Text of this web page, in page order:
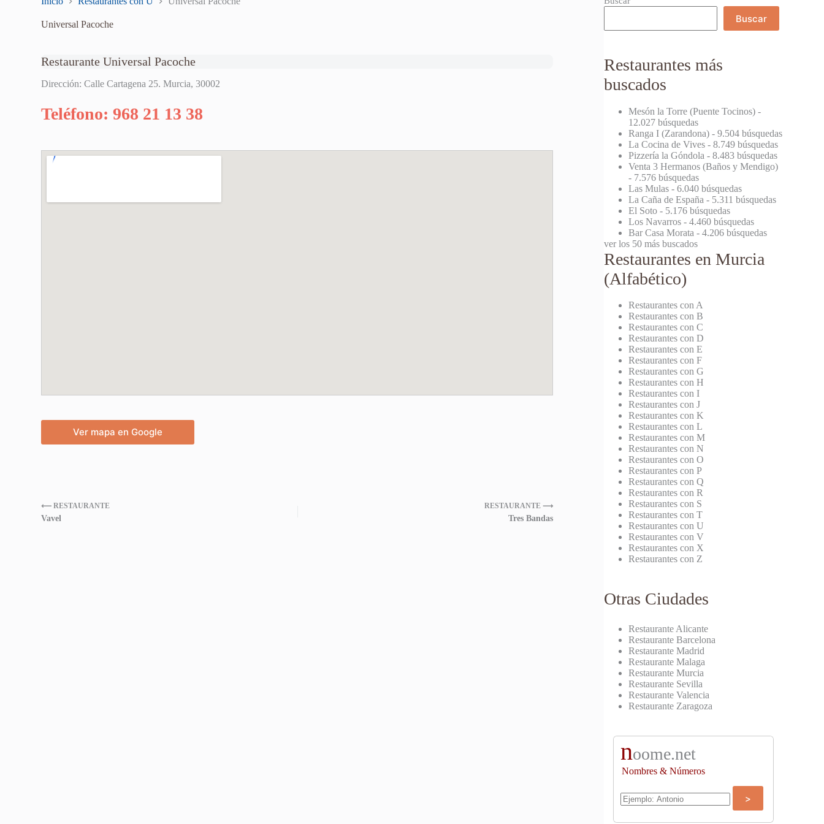
Universal Pacoche
Restaurante Universal Pacoche
Dirección: Calle Cartagena 25. Murcia, 30002
Teléfono: 968 21 13 38
Ver mapa en Google
⟵ RESTAURANTE
Vavel
RESTAURANTE ⟶
Tres Bandas
Buscar
Restaurantes más
buscados
Mesón la Torre (Puente Tocinos) -
12.027 búsquedas
Ranga I (Zarandona) - 9.504 búsquedas
La Cocina de Vives - 8.749 búsquedas
Pizzería la Góndola - 8.483 búsquedas
Venta 3 Hermanos (Baños y Mendigo)
- 7.576 búsquedas
Las Mulas - 6.040 búsquedas
La Caña de España - 5.311 búsquedas
El Soto - 5.176 búsquedas
Los Navarros - 4.460 búsquedas
Bar Casa Morata - 4.206 búsquedas
ver los 50 más buscados
Restaurantes en Murcia
(Alfabético)
Restaurantes con A
Restaurantes con B
Restaurantes con C
Restaurantes con D
Restaurantes con E
Restaurantes con F
Restaurantes con G
Restaurantes con H
Restaurantes con I
Restaurantes con J
Restaurantes con K
Restaurantes con L
Restaurantes con M
Restaurantes con N
Restaurantes con O
Restaurantes con P
Restaurantes con Q
Restaurantes con R
Restaurantes con S
Restaurantes con T
Restaurantes con U
Restaurantes con V
Restaurantes con X
Restaurantes con Z
Otras Ciudades
Restaurante Alicante
Restaurante Barcelona
Restaurante Madrid
Restaurante Malaga
Restaurante Murcia
Restaurante Sevilla
Restaurante Valencia
Restaurante Zaragoza
noome.net
Nombres & Números